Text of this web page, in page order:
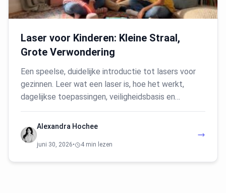
Laser voor Kinderen: Kleine Straal,
Grote Verwondering
Een speelse, duidelijke introductie tot lasers voor
gezinnen. Leer wat een laser is, hoe het werkt,
dagelijkse toepassingen, veiligheidsbasis en…
Alexandra Hochee
juni 30, 2026• 4 min lezen